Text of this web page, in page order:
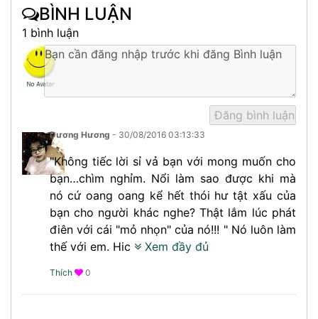
BÌNH LUẬN
1 bình luận
Dương Hương - 30/08/2016 03:13:33
"Không tiếc lời sỉ vả bạn với mong muốn cho
bạn…chìm nghỉm. Nổi làm sao được khi mà
nó cứ oang oang kể hết thói hư tật xấu của
bạn cho người khác nghe? Thật lắm lúc phát
điên với cái "mỏ nhọn" của nó!!! " Nó luôn làm
thế với em. Hic
Xem đầy đủ
Thích 0